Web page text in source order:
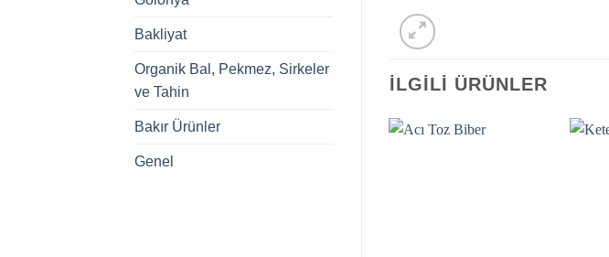
Bakliyat
Organik Bal, Pekmez, Sirkeler
ve Tahin
Bakır Ürünler
Genel
İLGILI ÜRÜNLER